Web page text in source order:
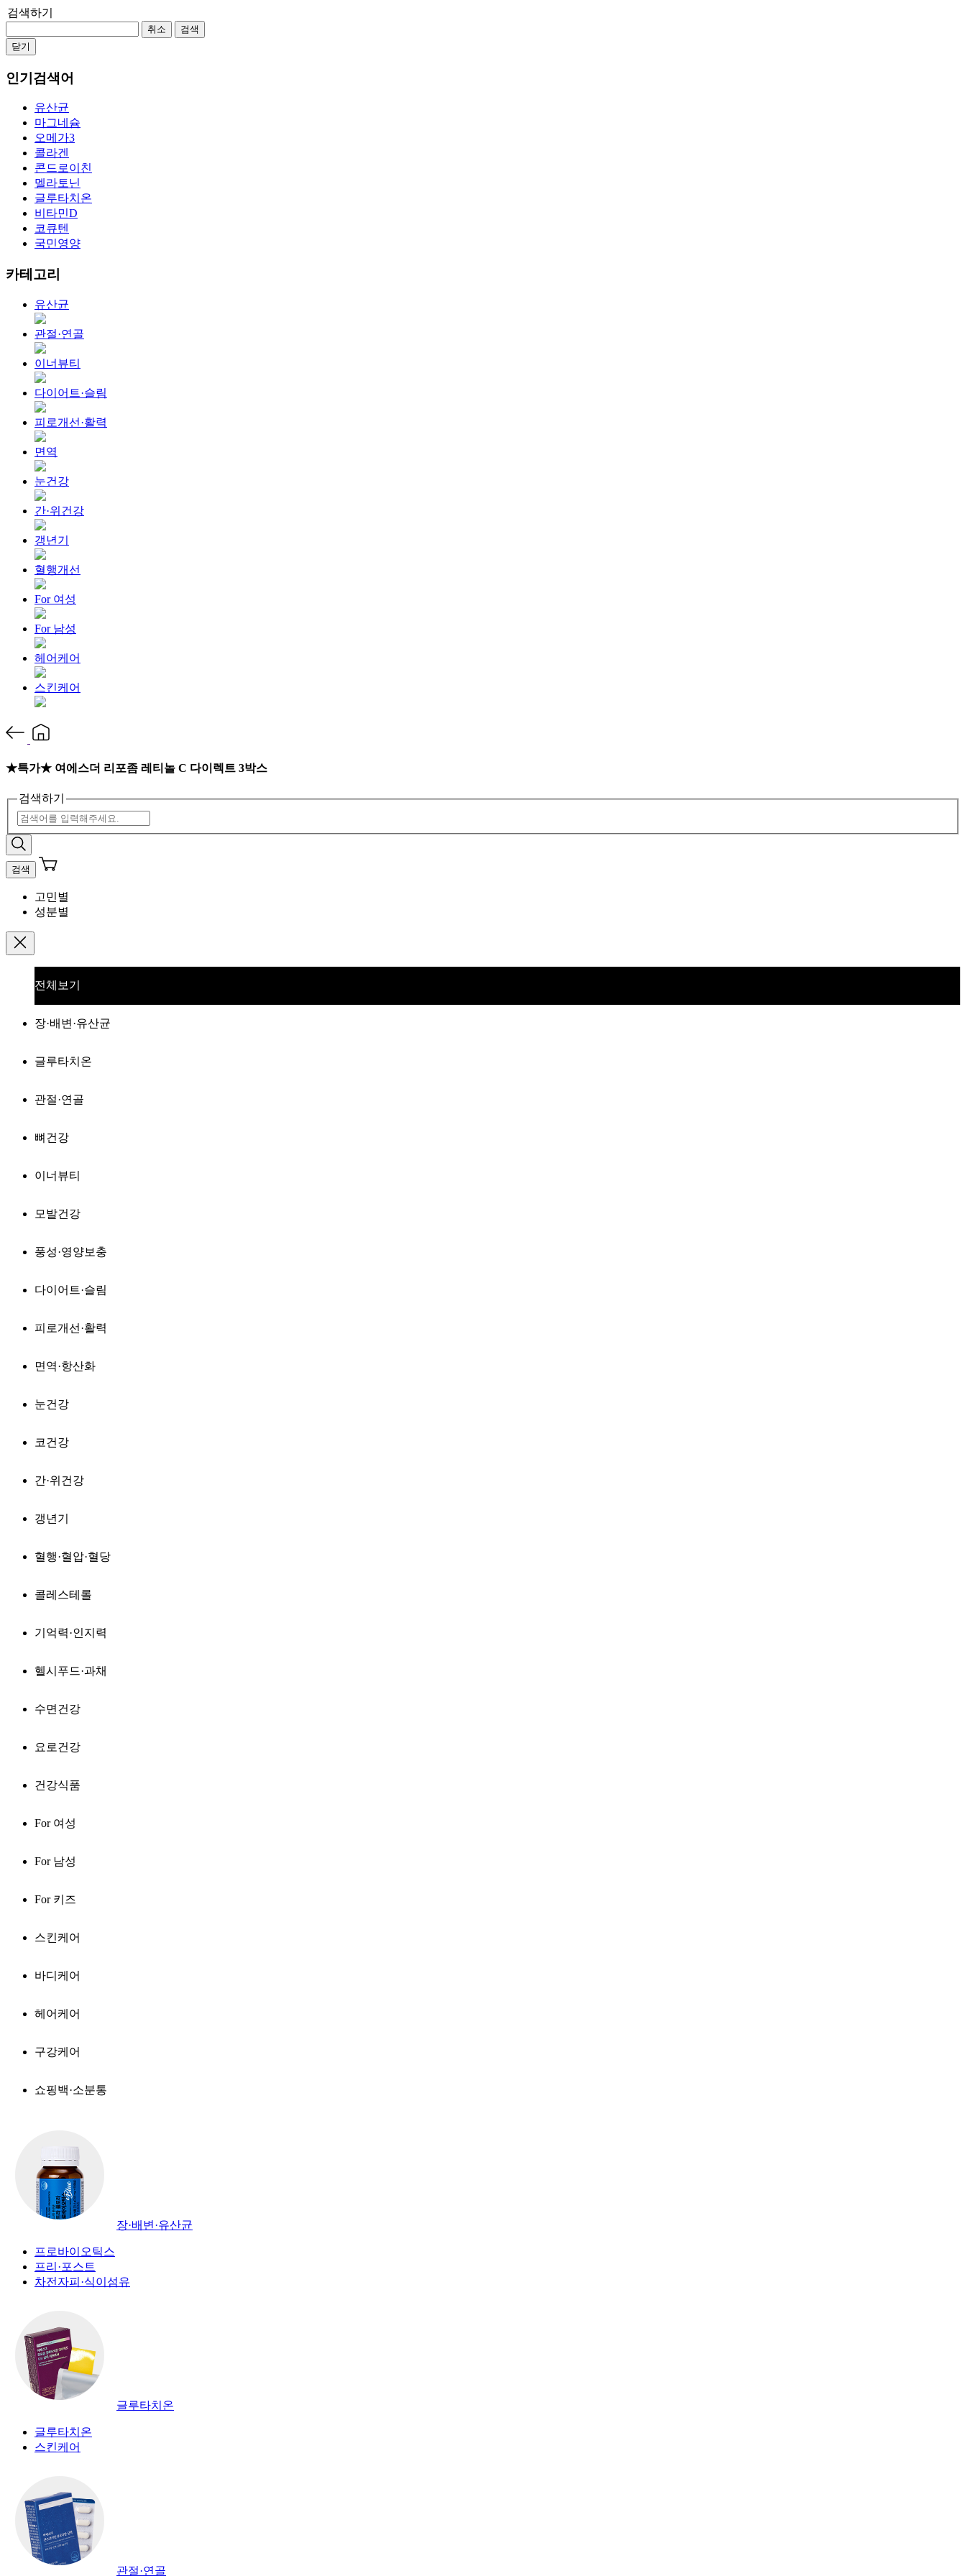
검색하기
취소
검색
닫기
인기검색어
유산균
마그네슘
오메가3
콜라겐
콘드로이친
멜라토닌
글루타치온
비타민D
코큐텐
국민영양
카테고리
유산균
관절·연골
이너뷰티
다이어트·슬림
피로개선·활력
면역
눈건강
간·위건강
갱년기
혈행개선
For 여성
For 남성
헤어케어
스킨케어
★특가★ 여에스더 리포좀 레티놀 C 다이렉트 3박스
검색하기
검색
고민별
성분별
전체보기
장·배변·유산균
글루타치온
관절·연골
뼈건강
이너뷰티
모발건강
풍성·영양보충
다이어트·슬림
피로개선·활력
면역·항산화
눈건강
코건강
간·위건강
갱년기
혈행·혈압·혈당
콜레스테롤
기억력·인지력
헬시푸드·과채
수면건강
요로건강
건강식품
For 여성
For 남성
For 키즈
스킨케어
바디케어
헤어케어
구강케어
쇼핑백·소분통
장·배변·유산균
프로바이오틱스
프리·포스트
차전자피·식이섬유
글루타치온
글루타치온
스킨케어
관절·연골